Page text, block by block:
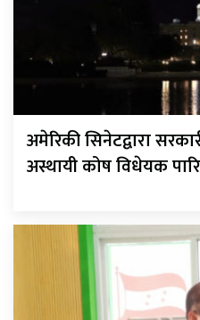
अमेरिकी सिनेटद्वारा
अस्थायी कोष विधेयक